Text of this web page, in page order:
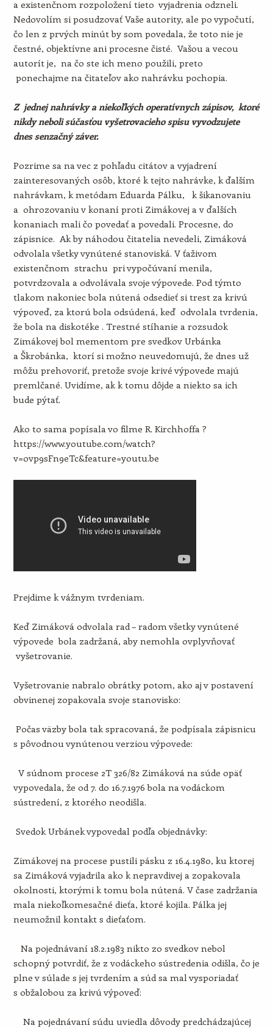
a existenčnom rozpoložení tieto vyjadrenia odzneli.
Nedovolím si posudzovať Vaše autority, ale po vypočutí,
čo len z prvých minút by som povedala, že toto nie je
čestné, objektívne ani procesne čisté. Vašou a vecou
autorít je, na čo ste ich meno použili, preto
ponechajme na čitateľov ako nahrávku pochopia.
Z jednej nahrávky a niekoľkých operatívnych zápisov, ktoré
nikdy neboli súčasťou vyšetrovacieho spisu vyvodzujete
dnes senzačný záver.
Pozrime sa na vec z pohľadu citátov a vyjadrení
zainteresovaných osôb, ktoré k tejto nahrávke, k ďalším
nahrávkam, k metódam Eduarda Pálku, k šikanovaniu
a ohrozovaniu v konaní proti Zimákovej a v ďalších
konaniach mali čo povedať a povedali. Procesne, do
zápisnice. Ak by náhodou čitatelia nevedeli, Zimáková
odvolala všetky vynútené stanoviská. V ťaživom
existenčnom strachu pri vypočúvaní menila,
potvrdzovala a odvolávala svoje výpovede. Pod týmto
tlakom nakoniec bola nútená odsedieť si trest za krivú
výpoveď, za ktorú bola odsúdená, keď odvolala tvrdenia,
že bola na diskotéke . Trestné stíhanie a rozsudok
Zimákovej bol mementom pre svedkov Urbánka
a Škrobánka, ktorí si možno neuvedomujú, že dnes už
môžu prehovoriť, pretože svoje krivé výpovede majú
premlčané. Uvidíme, ak k tomu dôjde a niekto sa ich
bude pýtať.
Ako to sama popísala vo filme R. Kirchhoffa ?
https://www.youtube.com/watch?
v=ovp9sFn9eTc&feature=youtu.be
Prejdime k vážnym tvrdeniam.
Keď Zimáková odvolala rad – radom všetky vynútené
výpovede bola zadržaná, aby nemohla ovplyvňovať
vyšetrovanie.
Vyšetrovanie nabralo obrátky potom, ako aj v postavení
obvinenej zopakovala svoje stanovisko:
Počas väzby bola tak spracovaná, že podpísala zápisnicu
s pôvodnou vynútenou verziou výpovede:
V súdnom procese 2T 326/82 Zimáková na súde opäť
vypovedala, že od 7. do 16.7.1976 bola na vodáckom
sústredení, z ktorého neodišla.
Svedok Urbánek vypovedal podľa objednávky:
Zimákovej na procese pustili pásku z 16.4.1980, ku ktorej
sa Zimáková vyjadrila ako k nepravdivej a zopakovala
okolnosti, ktorými k tomu bola nútená. V čase zadržania
mala niekoľkomesačné dieťa, ktoré kojila. Pálka jej
neumožnil kontakt s dieťaťom.
Na pojednávaní 18.2.1983 nikto zo svedkov nebol
schopný potvrdiť, že z vodáckeho sústredenia odišla, čo je
plne v súlade s jej tvrdením a súd sa mal vysporiadať
s obžalobou za krivú výpoveď:
Na pojednávaní súdu uviedla dôvody predchádzajúcej